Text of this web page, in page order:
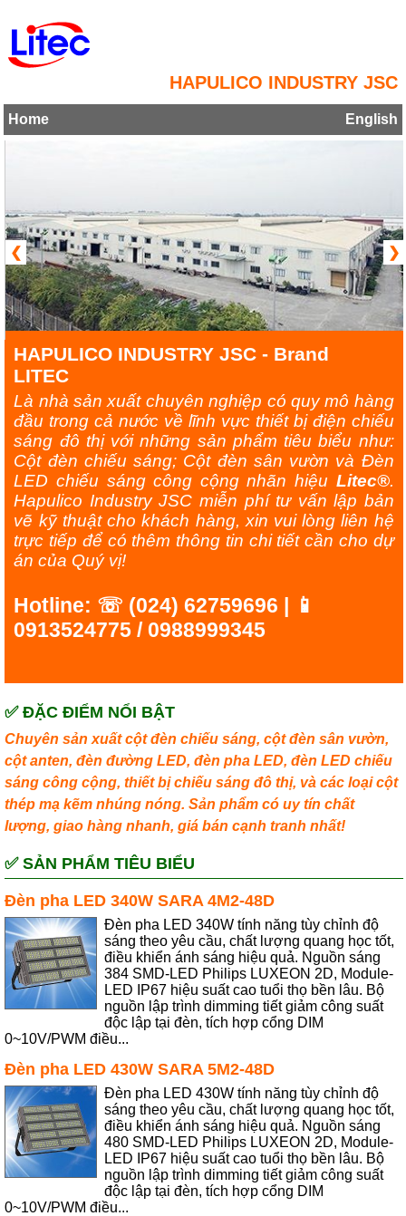
HAPULICO INDUSTRY JSC
Home English
HAPULICO INDUSTRY JSC - Brand
LITEC
Là nhà sản xuất chuyên nghiệp có quy mô hàng
đầu trong cả nước về lĩnh vực thiết bị điện chiếu
sáng đô thị với những sản phẩm tiêu biểu như:
Cột đèn chiếu sáng; Cột đèn sân vườn và Đèn
LED chiếu sáng công cộng nhãn hiệu Litec®.
Hapulico Industry JSC miễn phí tư vấn lập bản
vẽ kỹ thuật cho khách hàng, xin vui lòng liên hệ
trực tiếp để có thêm thông tin chi tiết cần cho dự
án của Quý vị!
Hotline: ☏ (024) 62759696 | 📱
0913524775 / 0988999345
❮ ❯
✅ ĐẶC ĐIỂM NỔI BẬT
Chuyên sản xuất cột đèn chiếu sáng, cột đèn sân vườn,
cột anten, đèn đường LED, đèn pha LED, đèn LED chiếu
sáng công cộng, thiết bị chiếu sáng đô thị, và các loại cột
thép mạ kẽm nhúng nóng. Sản phẩm có uy tín chất
lượng, giao hàng nhanh, giá bán cạnh tranh nhất!
✅ SẢN PHẨM TIÊU BIỂU
Đèn pha LED 340W SARA 4M2-48D
Đèn pha LED 340W tính năng tùy chỉnh độ
sáng theo yêu cầu, chất lượng quang học tốt,
điều khiển ánh sáng hiệu quả. Nguồn sáng
384 SMD-LED Philips LUXEON 2D, Module-
LED IP67 hiệu suất cao tuổi thọ bền lâu. Bộ
nguồn lập trình dimming tiết giảm công suất
độc lập tại đèn, tích hợp cổng DIM
0~10V/PWM điều...
Đèn pha LED 430W SARA 5M2-48D
Đèn pha LED 430W tính năng tùy chỉnh độ
sáng theo yêu cầu, chất lượng quang học tốt,
điều khiển ánh sáng hiệu quả. Nguồn sáng
480 SMD-LED Philips LUXEON 2D, Module-
LED IP67 hiệu suất cao tuổi thọ bền lâu. Bộ
nguồn lập trình dimming tiết giảm công suất
độc lập tại đèn, tích hợp cổng DIM
0~10V/PWM điều...